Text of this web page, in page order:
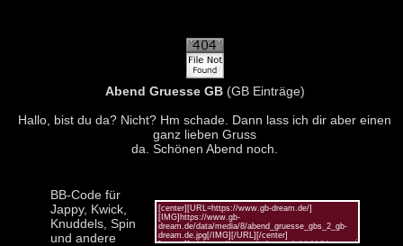
Abend Gruesse GB(GB Einträge)
Hallo, bist du da? Nicht? Hm schade. Dann lass ich dir aber einen
ganz lieben Gruss
da. Schönen Abend noch.
BB-Code für
Jappy, Kwick,
Knuddels, Spin
und andere